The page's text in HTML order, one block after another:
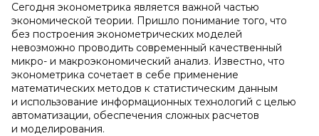
Сегодня эконометрика является важной частью
экономической теории. Пришло понимание того, что
без построения эконометрических моделей
невозможно проводить современный качественный
микро- и макроэкономический анализ. Известно, что
эконометрика сочетает в себе применение
математических методов к статистическим данным
и использование информационных технологий с целью
автоматизации, обеспечения сложных расчетов
и моделирования.